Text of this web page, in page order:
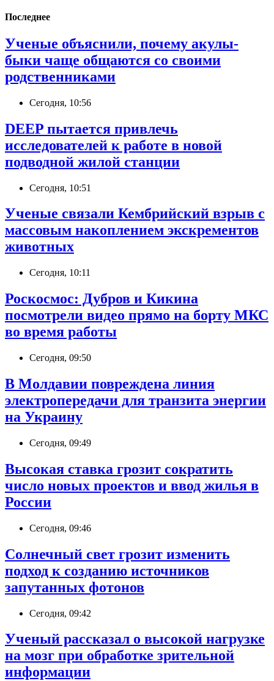
Последнее
Ученые объяснили, почему акулы-
быки чаще общаются со своими
родственниками
Сегодня, 10:56
DEEP пытается привлечь
исследователей к работе в новой
подводной жилой станции
Сегодня, 10:51
Ученые связали Кембрийский взрыв с
массовым накоплением экскрементов
животных
Сегодня, 10:11
Роскосмос: Дубров и Кикина
посмотрели видео прямо на борту МКС
во время работы
Сегодня, 09:50
В Молдавии повреждена линия
электропередачи для транзита энергии
на Украину
Сегодня, 09:49
Высокая ставка грозит сократить
число новых проектов и ввод жилья в
России
Сегодня, 09:46
Солнечный свет грозит изменить
подход к созданию источников
запутанных фотонов
Сегодня, 09:42
Ученый рассказал о высокой нагрузке
на мозг при обработке зрительной
информации